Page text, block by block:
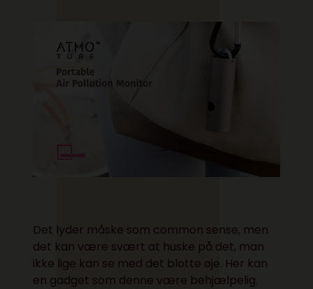
Det lyder måske som common sense, men
det kan være svært at huske på det, man
ikke lige kan se med det blotte øje. Her kan
en gadget som denne være behjælpelig.